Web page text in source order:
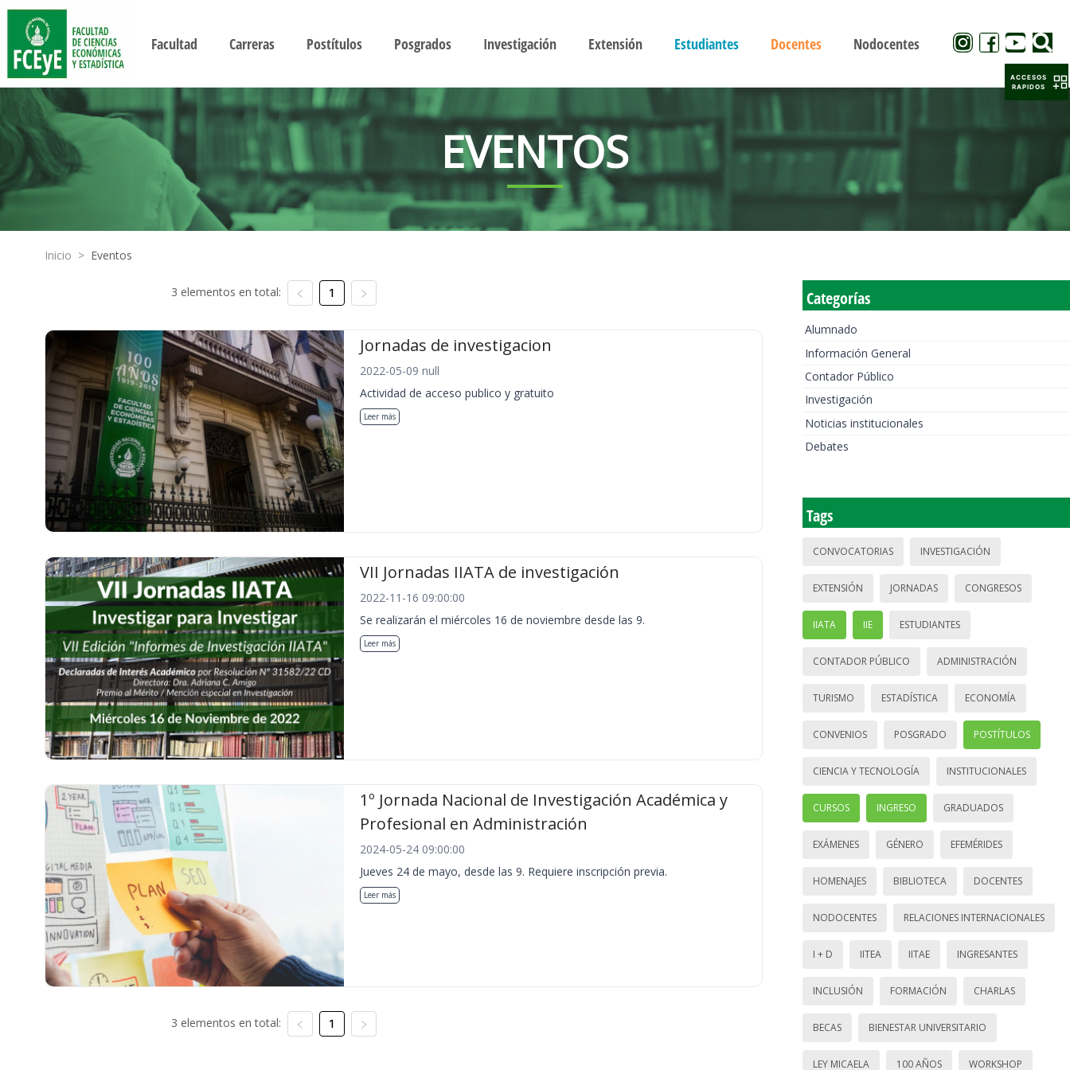
Facultad Carreras Postítulos Posgrados Investigación Extensión Estudiantes Docentes Nodocentes
EVENTOS
Inicio > Eventos
3 elementos en total: 1
Jornadas de investigacion
2022-05-09 null
Actividad de acceso publico y gratuito
Leer más
VII Jornadas IIATA de investigación
2022-11-16 09:00:00
Se realizarán el miércoles 16 de noviembre desde las 9.
Leer más
1º Jornada Nacional de Investigación Académica y
Profesional en Administración
2024-05-24 09:00:00
Jueves 24 de mayo, desde las 9. Requiere inscripción previa.
Leer más
3 elementos en total: 1
Categorías
Alumnado
Información General
Contador Público
Investigación
Noticias institucionales
Debates
Tags
CONVOCATORIAS INVESTIGACIÓN
EXTENSIÓN JORNADAS CONGRESOS
IIATA IIE ESTUDIANTES
CONTADOR PÚBLICO ADMINISTRACIÓN
TURISMO ESTADÍSTICA ECONOMÍA
CONVENIOS POSGRADO POSTÍTULOS
CIENCIA Y TECNOLOGÍA INSTITUCIONALES
CURSOS INGRESO GRADUADOS
EXÁMENES GÉNERO EFEMÉRIDES
HOMENAJES BIBLIOTECA DOCENTES
NODOCENTES RELACIONES INTERNACIONALES
I + D IITEA IITAE INGRESANTES
INCLUSIÓN FORMACIÓN CHARLAS
BECAS BIENESTAR UNIVERSITARIO
LEY MICAELA 100 AÑOS WORKSHOP
ACCESOS
RAPIDOS